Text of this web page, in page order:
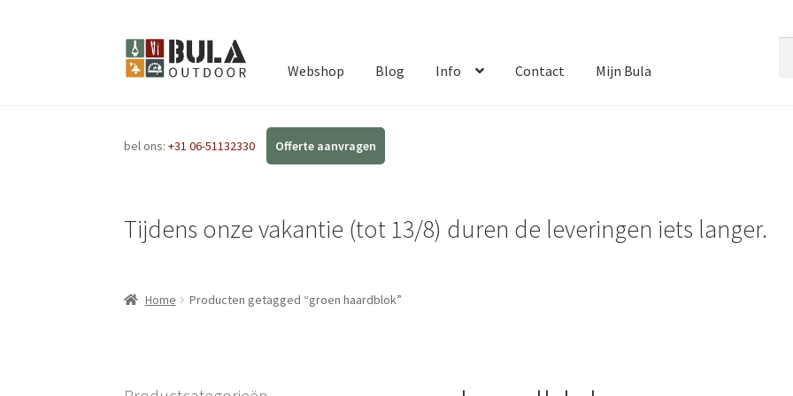
Webshop Blog Info Contact Mijn Bula
bel ons:+31 06-51132330
Tijdens onze vakantie (tot 13/8) duren de leveringen iets langer.
Home Producten getagged “groen haardblok”